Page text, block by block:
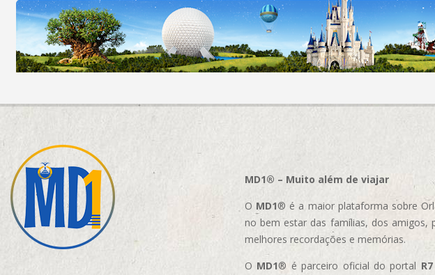
MD1® – Muito além de viajar
O MD1® é a maior plataforma sobre
no bem estar das famílias, dos amigos,
melhores recordações e memórias.
O MD1® é parceiro oficial do portal R7